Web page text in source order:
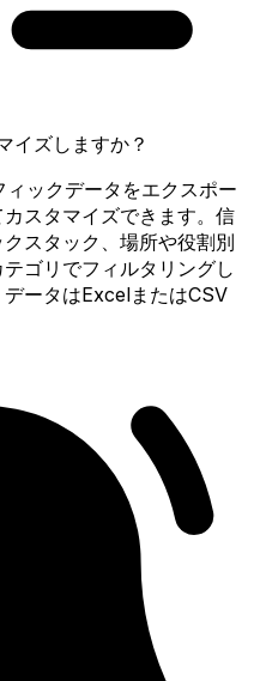
イズしますか？
ックデータをエクスポー
スタマイズできます。信
スタック、場所や役割別
ゴリでフィルタリングし
ータはExcelまたはCSV